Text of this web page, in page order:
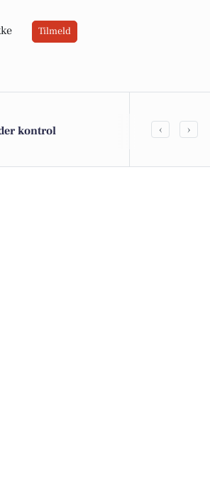
Tilmeld
kontrol
Elisesvej
‹ ›